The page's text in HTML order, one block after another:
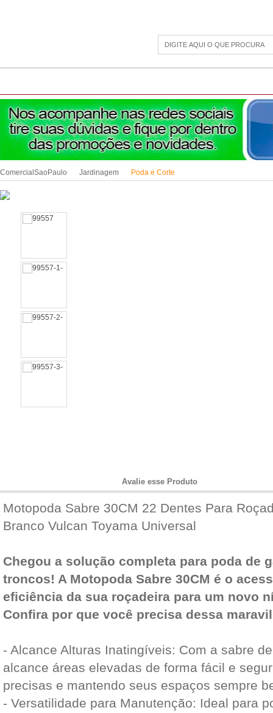
ComercialSaoPaulo Jardinagem Poda e Corte
Avalie esse Produto
Motopoda Sabre 30CM 22 Dentes Para
Branco Vulcan Toyama Universal
Chegou a solução completa para poda de
troncos! A Motopoda Sabre 30CM é o
eficiência da sua roçadeira para um novo
Confira por que você precisa dessa
- Alcance Alturas Inatingíveis: Com a sabre
alcance áreas elevadas de forma fácil e
precisas e mantendo seus espaços sempre
- Versatilidade para Manutenção: Ideal para